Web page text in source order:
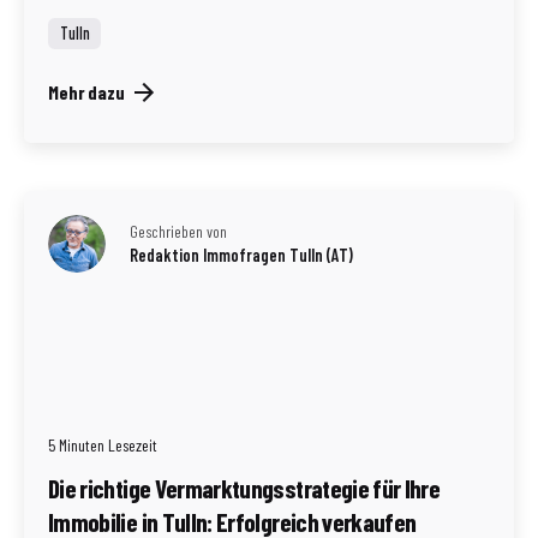
Tulln
Mehr dazu
Geschrieben von
Redaktion Immofragen Tulln (AT)
5 Minuten Lesezeit
Die richtige Vermarktungsstrategie für Ihre
Immobilie in Tulln: Erfolgreich verkaufen